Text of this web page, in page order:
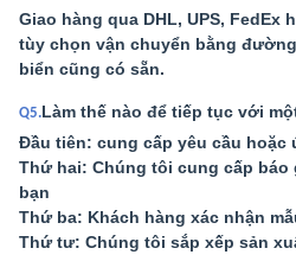
Giao hàng qua DHL, UPS, FedEx
tùy chọn vận chuyển bằng
biển cũng có sẵn.
Q5.Làm thế nào để tiếp tục với
Đầu tiên: cung cấp yêu cầu hoặc
Thứ hai: Chúng tôi cung cấp báo
bạn
Thứ ba: Khách hàng xác nhận
Thứ tư: Chúng tôi sắp xếp sản